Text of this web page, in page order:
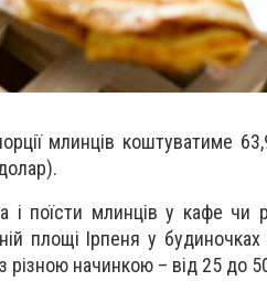
млинців коштуватиме
поїсти млинців у кафе чи
площі Ірпеня у будиночках
начинкою – від 25 до